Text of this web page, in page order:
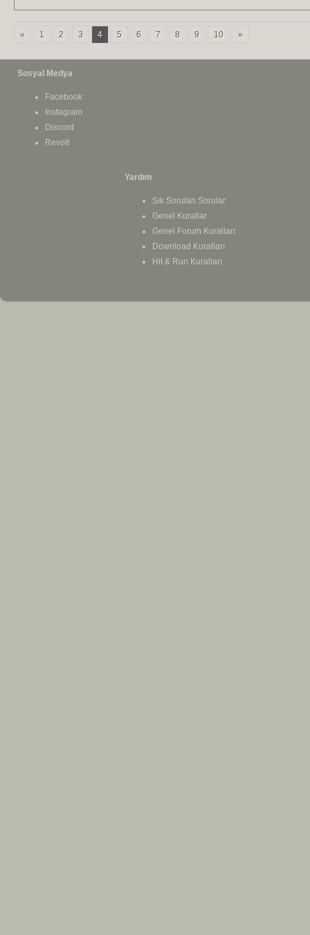
« 1 2 3 4 5 6 7 8 9 10 »
Sosyal Medya
Facebook
Instagram
Discord
Revolt
Yardım
Sık Sorulan Sorular
Genel Kurallar
Genel Forum Kuralları
Download Kuralları
Hit & Run Kuralları